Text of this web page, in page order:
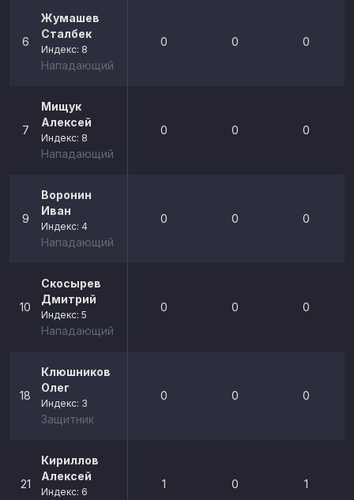
6
Жумашев
Сталбек
Индекс: 8
Нападающий
0 0 0
7
Мищук
Алексей
Индекс: 8
Нападающий
0 0 0
9
Воронин
Иван
Индекс: 4
Нападающий
0 0 0
10
Скосырев
Дмитрий
Индекс: 5
Нападающий
0 0 0
18
Клюшников
Олег
Индекс: 3
Защитник
0 0 0
21
Кириллов
Алексей
Индекс: 6
1 0 1